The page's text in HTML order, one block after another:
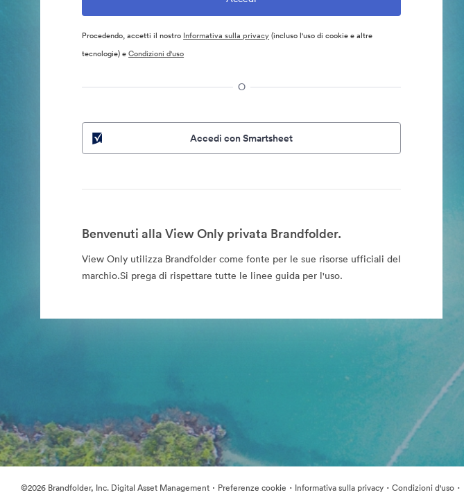
Procedendo, accetti il nostro Informativa sulla privacy(incluso l'uso di cookie e altre
tecnologie) eCondizioni d'uso
O
Accedi con Smartsheet
Benvenuti alla View Only privata Brandfolder.
View Only utilizza Brandfolder come fonte per le sue risorse ufficiali del
marchio.Si prega di rispettare tutte le linee guida per l'uso.
©2026 Brandfolder, Inc. Digital Asset Management · Preferenze cookie · Informativa sulla privacy · Condizioni d'uso ·